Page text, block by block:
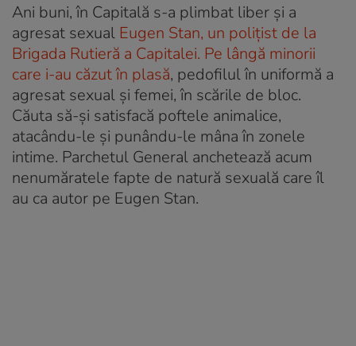
Ani buni, în Capitală s-a plimbat liber și a
agresat sexual Eugen Stan, un polițist de la
Brigada Rutieră a Capitalei. Pe lângă minorii
care i-au căzut în plasă, pedofilul în uniformă a
agresat sexual și femei, în scările de bloc.
Căuta să-și satisfacă poftele animalice,
atacându-le și punându-le mâna în zonele
intime. Parchetul General anchetează acum
nenumăratele fapte de natură sexuală care îl
au ca autor pe Eugen Stan.